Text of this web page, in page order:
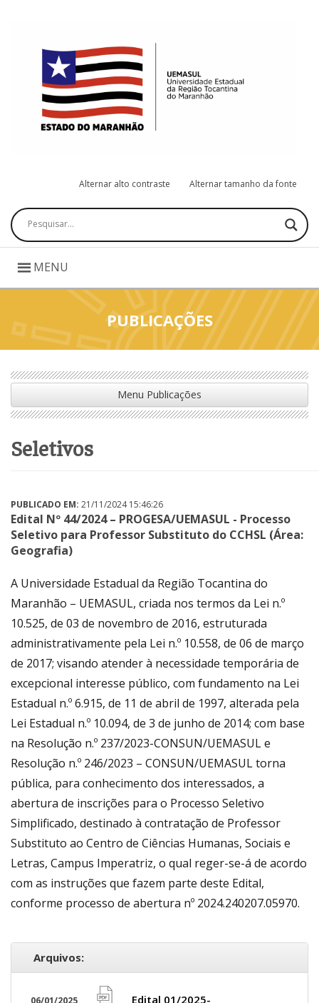
Alternar alto contraste Alternar tamanho da fonte
Pesquisar
MENU
PUBLICAÇÕES
Menu Publicações
seletivos
PUBLICADO EM: 21/11/2024 15:46:26
Edital Nº 44/2024 – PROGESA/UEMASUL - Processo
Seletivo para Professor Substituto do CCHSL (Área:
Geografia)
A Universidade Estadual da Região Tocantina do
Maranhão – UEMASUL, criada nos termos da Lei n.º
10.525, de 03 de novembro de 2016, estruturada
administrativamente pela Lei n.º 10.558, de 06 de março
de 2017; visando atender à necessidade temporária de
excepcional interesse público, com fundamento na Lei
Estadual n.º 6.915, de 11 de abril de 1997, alterada pela
Lei Estadual n.º 10.094, de 3 de junho de 2014; com base
na Resolução n.º 237/2023-CONSUN/UEMASUL e
Resolução n.º 246/2023 – CONSUN/UEMASUL torna
pública, para conhecimento dos interessados, a
abertura de inscrições para o Processo Seletivo
Simplificado, destinado à contratação de Professor
Substituto ao Centro de Ciências Humanas, Sociais e
Letras, Campus Imperatriz, o qual reger-se-á de acordo
com as instruções que fazem parte deste Edital,
conforme processo de abertura nº 2024.240207.05970.
Arquivos:
06/01/2025
Edital 01/2025-